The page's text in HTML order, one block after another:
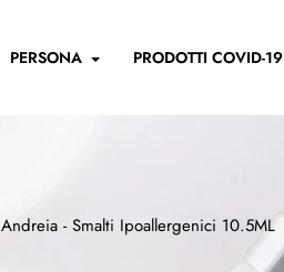
PERSONA PRODOTTI COVID-19
Andreia - Smalti Ipoallergenici 10.5ML